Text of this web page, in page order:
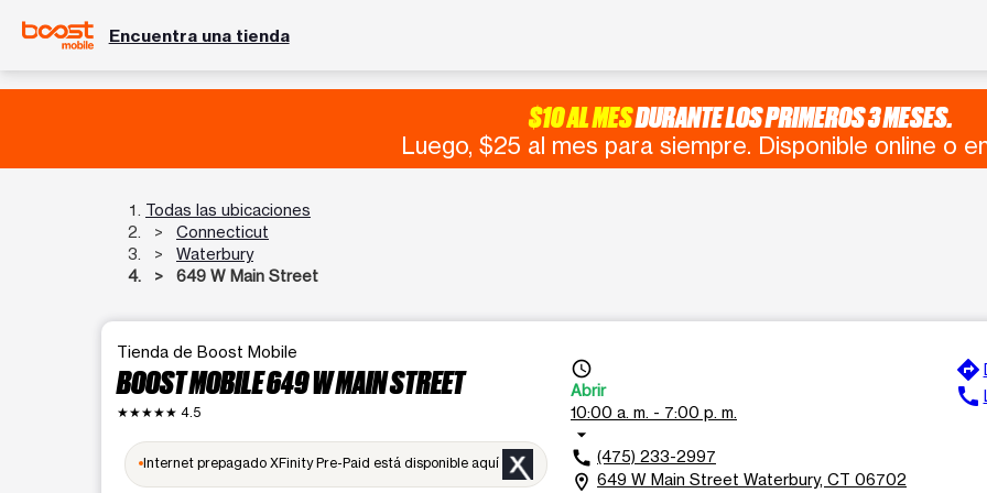
Encuentra una tienda
$10 AL MESDURANTE LOS PRIMEROS 3 MESES.
Luego, $25 al mes para siempre. Disponible online o
Todas las ubicaciones
Connecticut
Waterbury
649 W Main Street
Tienda de Boost Mobile
BOOST MOBILE 649 W MAIN STREET
★★★★★ 4.5
Internet prepagado XFinity Pre-Paid está disponible aquí
access_time
Abrir
10:00 a. m. - 7:00 p. m.
arrow_drop_down
call (475) 233-2997
location_on 649 W Main Street Waterbury, CT 06702
directions
call